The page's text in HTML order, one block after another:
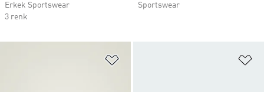
Erkek Sportswear
3 renk
Sportswear